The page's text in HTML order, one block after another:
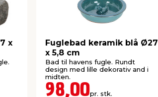
x
Fuglebad keramik blå Ø27
x 5,8 cm
Bad til havens fugle. Rundt
design med lille dekorativ and i
midten.
98,00pr. stk.